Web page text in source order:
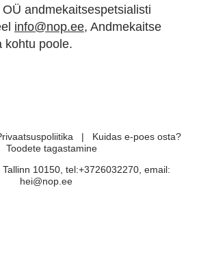
andmekaitsespetsialisti
info@nop.ee, Andmekaitse
kohtu poole.
| Kuidas e-poes osta?
Toodete tagastamine
10150, tel:+3726032270, email:
hei@nop.ee